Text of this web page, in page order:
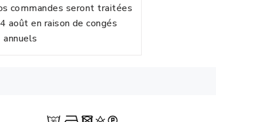
commandes seront traitées
août en raison de congés
annuels